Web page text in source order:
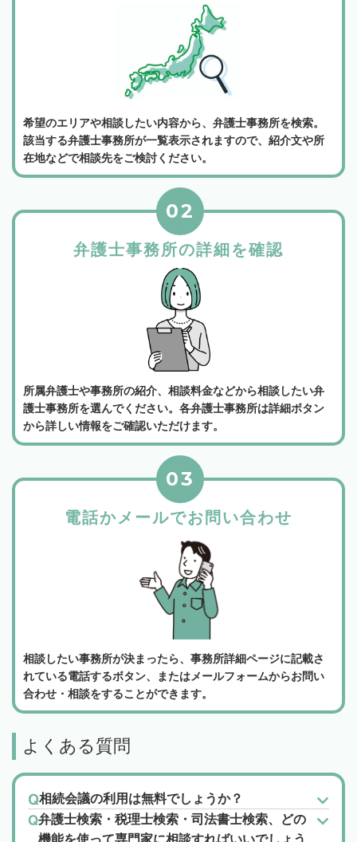
希望のエリアや相談したい内容から、弁護士事務所を検索。
該当する弁護士事務所が一覧表示されますので、紹介文や所
在地などで相談先をご検討ください。
弁護士事務所の詳細を確認
02
所属弁護士や事務所の紹介、相談料金などから相談したい弁
護士事務所を選んでください。各弁護士事務所は詳細ボタン
から詳しい情報をご確認いただけます。
電話かメールでお問い合わせ
03
相談したい事務所が決まったら、事務所詳細ページに記載さ
れている電話するボタン、またはメールフォームからお問い
合わせ・相談をすることができます。
よくある質問
相続会議の利用は無料でしょうか？
弁護士検索・税理士検索・司法書士検索、どの
機能を使って専門家に相談すればいいでしょう